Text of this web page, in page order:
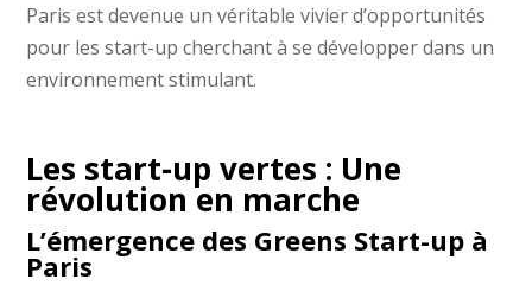
Paris est devenue un véritable vivier d’opportunités
pour les start-up cherchant à se développer dans un
environnement stimulant.
Les start-up vertes : Une
révolution en marche
L’émergence des Greens Start-up à
Paris